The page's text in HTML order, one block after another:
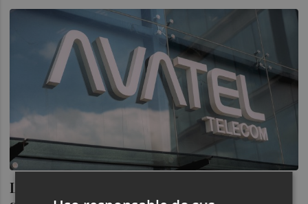
La mesa de negociación del ERE en Avatel